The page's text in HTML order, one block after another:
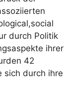
durch Politik
ihrer
42
sich durch ihre